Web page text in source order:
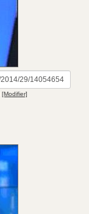
[Modifier]